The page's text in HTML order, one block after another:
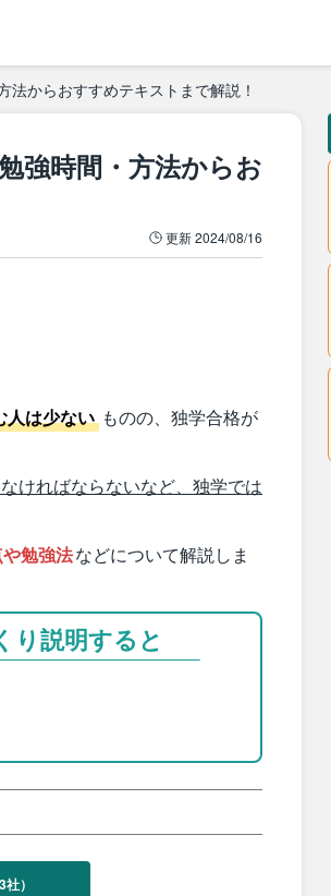
からおすすめテキストまで解説！
強時間・方法からお
更新2024/08/16
人は少ない ものの、独学合格が
ければならないなど、独学では
勉強法などについて解説しま
り説明すると
社）